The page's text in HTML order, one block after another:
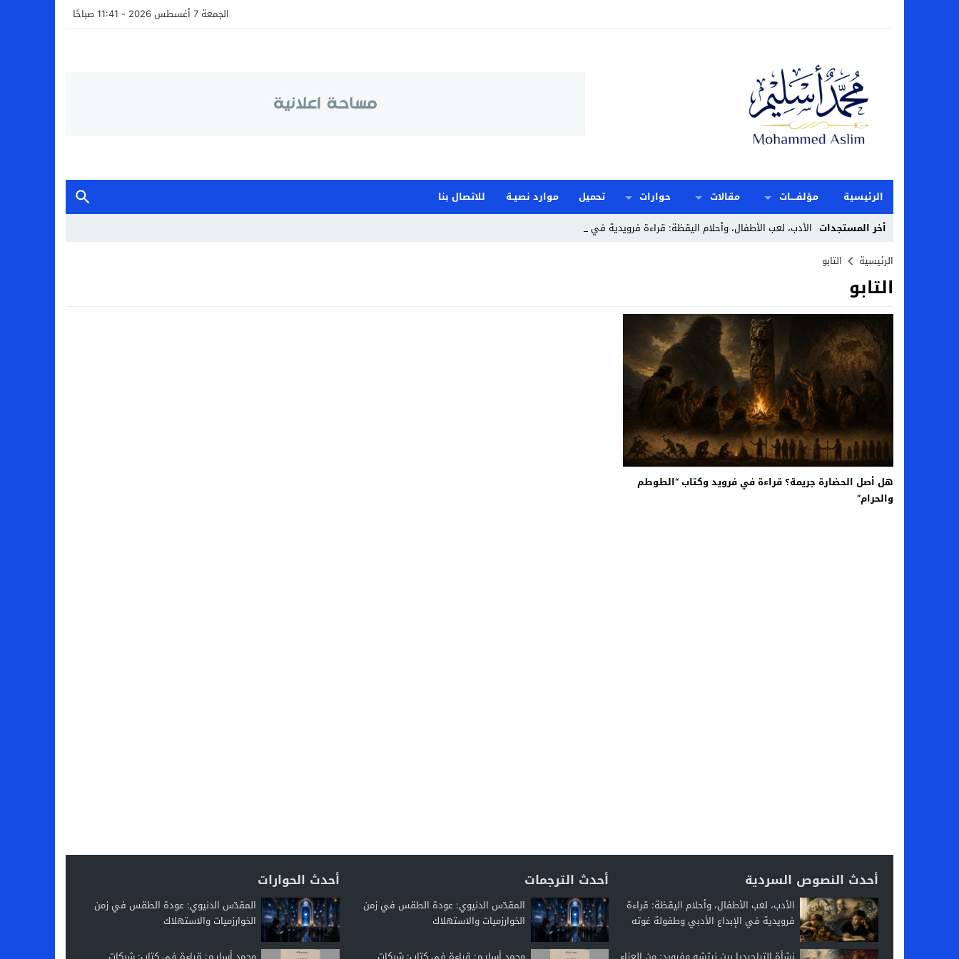
الجمعة 7 أغسطس 2026 - 11:41 صباحًا
الرئيسية مؤلفــــات مقالات حوارات تحميل موارد نصيـة
للاتصال بنا
أخر المستجدات الأدب، لعب الأطفال، وأحلام اليقظة: قراءة فرويدية في الإبد _
Next
الرئيسية التابو
التابو
هل أصل الحضارة جريمة؟ قراءة في فرويد وكتاب “الطوطم
والحرام”
أحدث النصوص السردية
الأدب، لعب الأطفال، وأحلام اليقظة: قراءة
فرويدية في الإبداع الأدبي وطفولة غوته
أحدث الترجمات
المقدّس الدنيوي: عودة الطقس في زمن
الخوارزميات والاستهلاك
أحدث الحوارات
المقدّس الدنيوي: عودة الطقس في زمن
الخوارزميات والاستهلاك